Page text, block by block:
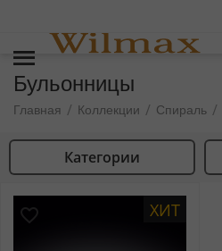
Бульонницы
Главная / Коллекции / Спираль /
Категории
ХИТ